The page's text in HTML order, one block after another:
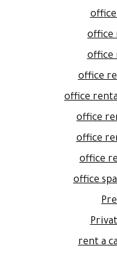
office
office
office
office
office
office
office
office
rent a